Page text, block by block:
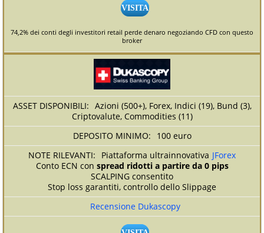
VISITA
74,2% dei conti degli investitori retail perde denaro negoziando CFD con questo
broker
Azioni (500+), Forex, Indici (19), Bund (3),
Criptovalute, Commodities (11)
100 euro
Piattaforma ultrainnovativa JForex
Conto ECN con spread ridotti a partire da 0 pips
SCALPING consentito
Stop loss garantiti, controllo dello Slippage
Recensione Dukascopy